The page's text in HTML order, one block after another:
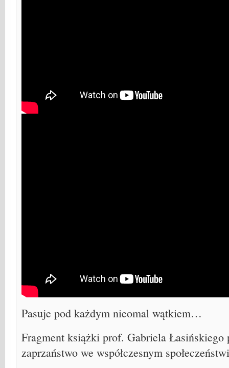
Pasuje pod każdym nieomal wątkiem…
Fragment książki prof. Gabriela Łasińskiego
zaprzaństwo we współczesnym